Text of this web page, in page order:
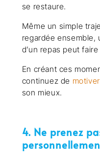
se restaure.
Même un simple
regardée ensemble,
d’un repas peut
En créant ces
continuez de
son mieux.
4. Ne prenez